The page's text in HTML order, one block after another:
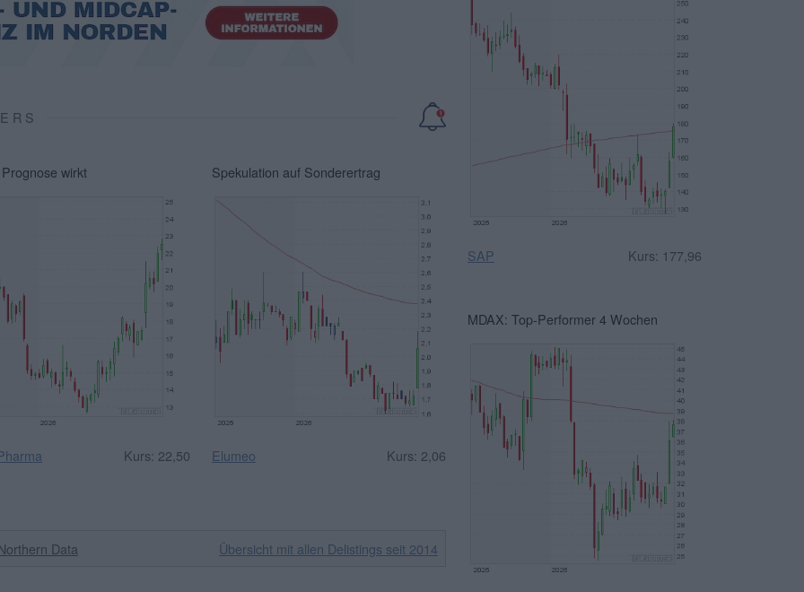
wirkt
Kurs: 22,50
Spekulation auf Sonderertrag
Elumeo Kurs: 2,06
Data Übersicht mit allen Delistings seit 2014
SAP Kurs: 177,96
MDAX: Top-Performer 4 Wochen